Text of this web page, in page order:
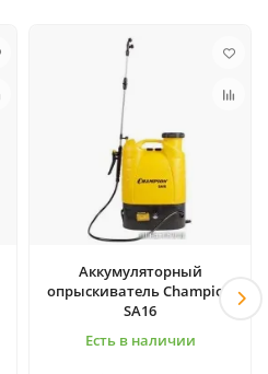
Аккумуляторный
опрыскиватель Champion
SA16
Есть в наличии